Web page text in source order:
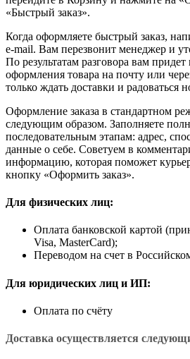
«Быстрый заказ».
Когда оформляете быстрый заказ,
e-mail. Вам перезвонит менеджер и
По результатам разговора вам
оформления товара на почту или
только ждать доставки и радоваться
Оформление заказа в стандартном
следующим образом. Заполняете
последовательным этапам: адрес,
данные о себе. Советуем в
информацию, которая поможет
кнопку «Оформить заказ».
Для физических лиц:
Оплата банковской картой
Visa, MasterCard);
Переводом на счет в
Для юридических лиц и ИП:
Оплата по счёту
Доставка осуществляется